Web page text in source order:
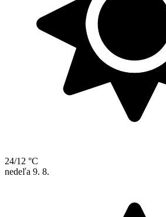
24/12 °C
nedeľa 9. 8.